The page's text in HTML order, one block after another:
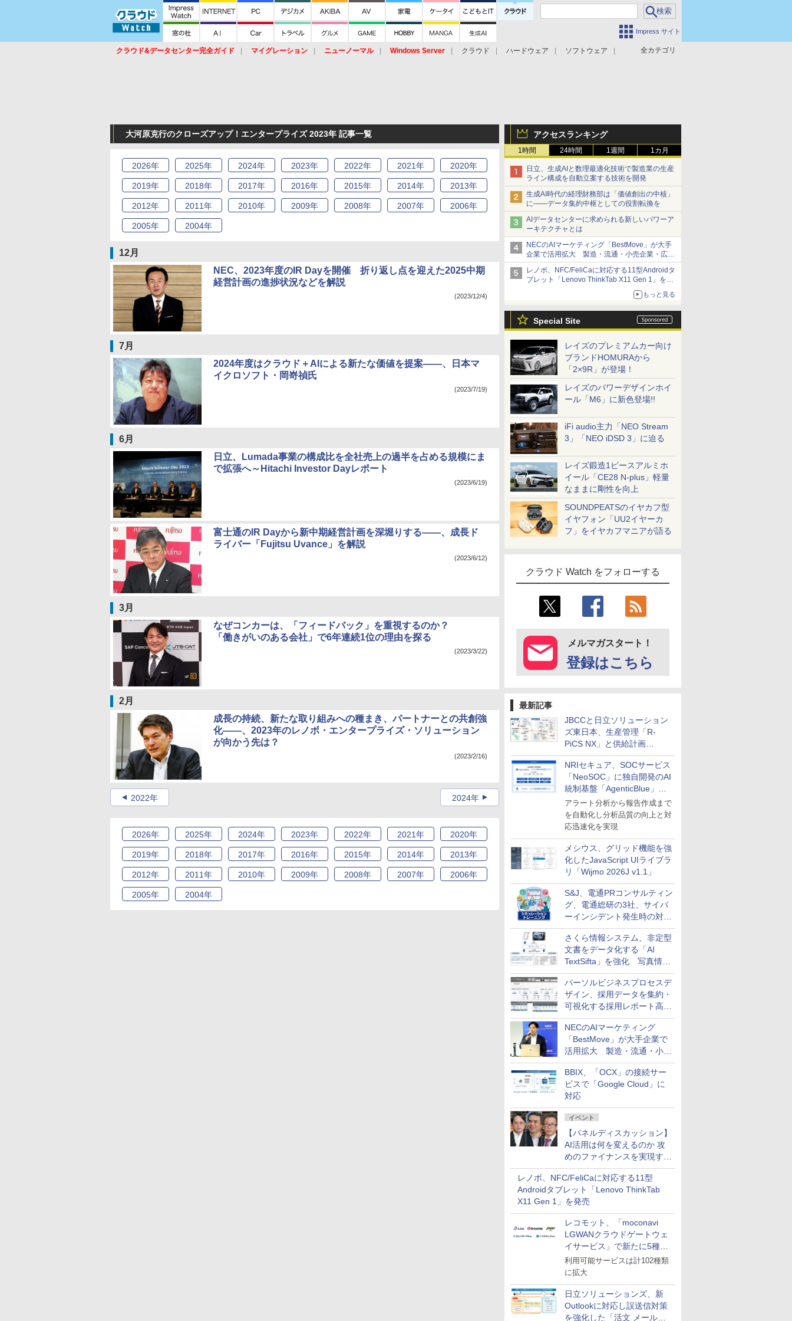
Impress サイト
全カテゴリ
クラウド&データセンター完全ガイド マイグレーション ニューノーマル Windows Server クラウド ハードウェア
ソフトウェア
アクセスランキング
1時間 24時間 1週間 1カ月
日立、生成AIと数理最適化技術で製造業の生産
ライン構成を自動立案する技術を開発
生成AI時代の経理財務部は「価値創出の中核」
に――データ集約中枢としての役割転換を
AIデータセンターに求められる新しいパワーア
ーキテクチャとは
NECのAIマーケティング「BestMove」が大手
企業で活用拡大 製造・流通・小売企業・広告
代理店などが実装フェーズへ
レノボ、NFC/FeliCaに対応する11型Androidタ
ブレット「Lenovo ThinkTab X11 Gen 1」を発
もっと見る
Special Site
レイズのプレミアムカー向け
ブランドHOMURAから
「2×9R」が登場！
レイズのパワーデザインホイ
ール「M6」に新色登場!!
iFi audio主力「NEO Stream
3」「NEO iDSD 3」に迫る
レイズ鍛造1ピースアルミホ
イール「CE28 N-plus」軽量
なままに剛性を向上
SOUNDPEATSのイヤカフ型
イヤフォン「UU2イヤーカ
フ」をイヤカフマニアが語る
クラウド Watch をフォローする
メルマガスタート！
登録はこちら
最新記事
JBCCと日立ソリューション
ズ東日本、生産管理「R-
PiCS NX」と供給計画
「scSQUARE ISP」の連携サ
ービスを提供開始
NRIセキュア、SOCサービス
「NeoSOC」に独自開発のAI
統制基盤「AgenticBlue」を
導入
アラート分析から報告作成まで
を自動化し分析品質の向上と対
応迅速化を実現
メシウス、グリッド機能を強
化したJavaScript UIライブラ
リ「Wijmo 2026J v1.1」
S&J、電通PRコンサルティン
グ、電通総研の3社、サイバ
ーインシデント発生時の対応
と危機管理広報を一体的に訓
練するプログラムを提供
さくら情報システム、非定型
文書をデータ化する「AI
TextSifta」を強化 写真情報
のデータ化などに対応
パーソルビジネスプロセスデ
ザイン、採用データを集約・
可視化する採用レポート高速
化サービスを提供
NECのAIマーケティング
「BestMove」が大手企業で
活用拡大 製造・流通・小売
企業・広告代理店などが実装
フェーズへ
BBIX、「OCX」の接続サー
ビスで「Google Cloud」に
対応
イベント
【パネルディスカッション】
AI活用は何を変えるのか 攻
めのファイナンスを実現する
業務設計とマインドセット変
革
レノボ、NFC/FeliCaに対応する11型
Androidタブレット「Lenovo ThinkTab
X11 Gen 1」を発売
レコモット、「moconavi
LGWANクラウドゲートウェ
イサービス」で新たに5種類
のサービスと連携開始
利用可能サービスは計102種類
に拡大
日立ソリューションズ、新
Outlookに対応し誤送信対策
を強化した「活文 メール誤
大河原克行のクローズアップ！エンタープライズ 2023年 記事一覧
2026年 2025年 2024年 2023年 2022年 2021年 2020年
2019年 2018年 2017年 2016年 2015年 2014年 2013年
2012年 2011年 2010年 2009年 2008年 2007年 2006年
2005年 2004年
12月
NEC、2023年度のIR Dayを開催 折り返し点を迎えた2025中期
経営計画の進捗状況などを解説
(2023/12/4)
7月
2024年度はクラウド＋AIによる新たな価値を提案――、日本マ
イクロソフト・岡嵜禎氏
(2023/7/19)
6月
日立、Lumada事業の構成比を全社売上の過半を占める規模にま
で拡張へ～Hitachi Investor Dayレポート
(2023/6/19)
富士通のIR Dayから新中期経営計画を深堀りする――、成長ド
ライバー「Fujitsu Uvance」を解説
(2023/6/12)
3月
なぜコンカーは、「フィードバック」を重視するのか？
「働きがいのある会社」で6年連続1位の理由を探る
(2023/3/22)
2月
成長の持続、新たな取り組みへの種まき、パートナーとの共創強
化――、2023年のレノボ・エンタープライズ・ソリューション
が向かう先は？
(2023/2/16)
2022年 2024年
2026年 2025年 2024年 2023年 2022年 2021年 2020年
2019年 2018年 2017年 2016年 2015年 2014年 2013年
2012年 2011年 2010年 2009年 2008年 2007年 2006年
2005年 2004年